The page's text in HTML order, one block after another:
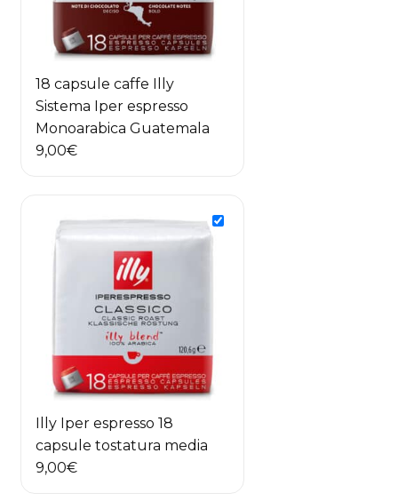
18 capsule caffe Illy
Sistema Iper espresso
Monoarabica Guatemala
9,00€
Illy Iper espresso 18
capsule tostatura media
9,00€